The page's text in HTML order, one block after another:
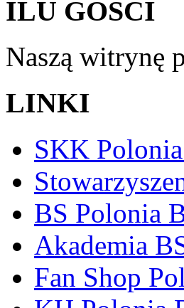
ILU GOŚCI
Naszą witrynę
LINKI
SKK
BS Polonia
Akademia
Fan Shop